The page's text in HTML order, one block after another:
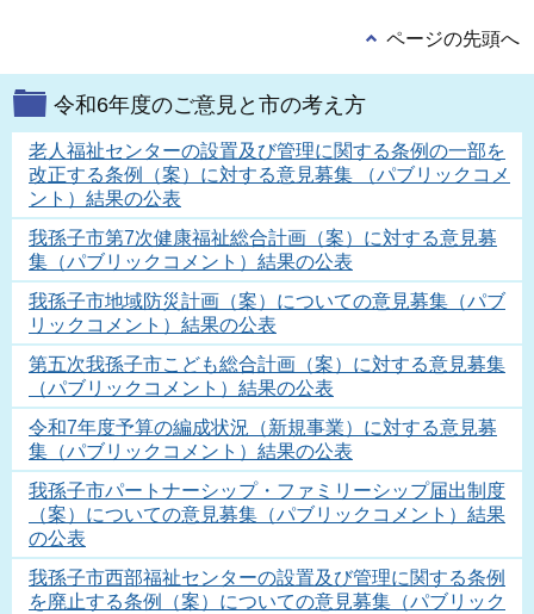
ページの先頭へ
令和6年度のご意見と市の考え方
老人福祉センターの設置及び管理に関する条例の一部を
改正する条例（案）に対する意見募集 （パブリックコメ
ント）結果の公表
我孫子市第7次健康福祉総合計画（案）に対する意見募
集（パブリックコメント）結果の公表
我孫子市地域防災計画（案）についての意見募集（パブ
リックコメント）結果の公表
第五次我孫子市こども総合計画（案）に対する意見募集
（パブリックコメント）結果の公表
令和7年度予算の編成状況（新規事業）に対する意見募
集（パブリックコメント）結果の公表
我孫子市パートナーシップ・ファミリーシップ届出制度
（案）についての意見募集（パブリックコメント）結果
の公表
我孫子市西部福祉センターの設置及び管理に関する条例
を廃止する条例（案）についての意見募集（パブリック